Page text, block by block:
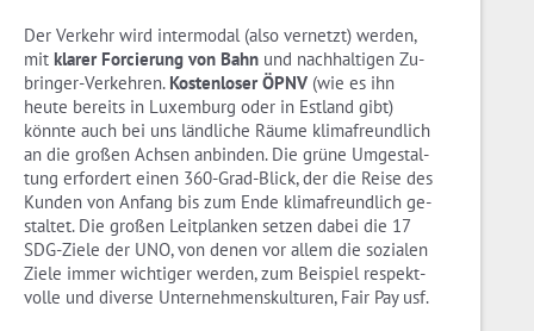
Der Ver­kehr wird in­ter­mo­dal (also ver­netzt) wer­den,
mit kla­rer For­cie­rung von Bahn und nach­hal­ti­gen Zu­
brin­ger-Ver­keh­ren. Kos­ten­lo­ser ÖPNV (wie es ihn
heute be­reits in Lu­xem­burg oder in Est­land gibt)
könn­te auch bei uns länd­li­che Räume kli­ma­freund­lich
an die gro­ßen Ach­sen an­bin­den. Die grüne Um­ge­stal­
tung er­for­dert einen 360-Grad-Blick, der die Reise des
Kun­den von An­fang bis zum Ende kli­ma­freund­lich ge­
stal­tet. Die gro­ßen Leit­plan­ken set­zen dabei die 17
SDG-Zie­le der UNO, von denen vor allem die so­zia­len
Ziele immer wich­ti­ger wer­den, zum Bei­spiel re­spekt­
vol­le und di­ver­se Un­ter­neh­mens­kul­tu­ren, Fair Pay usf.